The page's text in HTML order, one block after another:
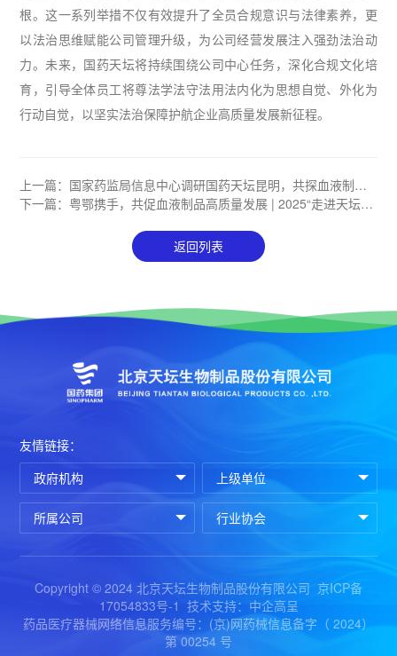
根。这一系列举措不仅有效提升了全员合规意识与法律素养，更
以法治思维赋能公司管理升级，为公司经营发展注入强劲法治动
力。未来，国药天坛将持续围绕公司中心任务，深化合规文化培
育，引导全体员工将尊法学法守法用法内化为思想自觉、外化为
行动自觉，以坚实法治保障护航企业高质量发展新征程。
上一篇： 国家药监局信息中心调研国药天坛昆明，共探血液制品
智慧监管新路径
返回列表
下一篇： 粤鄂携手，共促血液制品高质量发展 | 2025“走进天坛”
友情链接：
Copyright © 2024 北京天坛生物制品股份有限公司 京ICP备
17054833号-1 技术支持：中企高呈
药品医疗器械网络信息服务编号：(京)网药械信息备字（ 2024）
第 00254 号